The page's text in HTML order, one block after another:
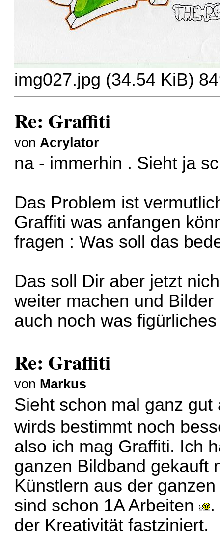
img027.jpg (34.54 KiB)
Re: Graffiti
von Acrylator
na - immerhin . Sieht ja
Das Problem ist
Graffiti was anfangen
fragen : Was soll das
Das soll Dir aber jetzt
weiter machen und
auch noch was
Re: Graffiti
von Markus
Sieht schon mal ganz
wirds bestimmt noch
also ich mag Graffiti. Ich
ganzen Bildband gekauft
Künstlern aus der
sind schon 1A Arbeiten
der Kreativität fastziniert.